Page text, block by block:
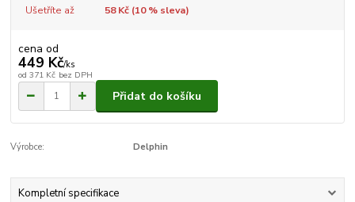
Ušetříte až 58 Kč (10% sleva)
cena od
449 Kč/ks
od 371 Kč bez DPH
Přidat do košíku
Výrobce: Delphin
Kompletní specifikace